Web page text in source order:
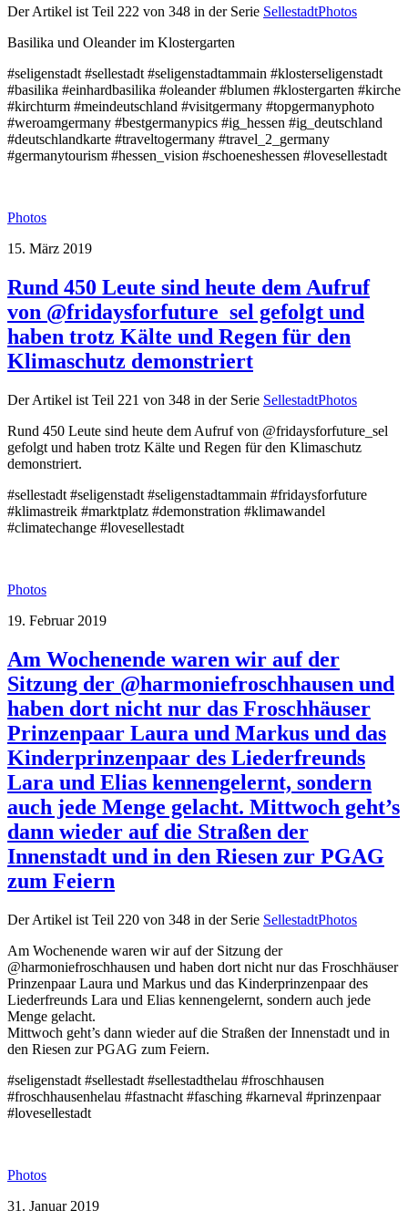
Der Artikel ist Teil 222 von 348 in der Serie SellestadtPhotos
Basilika und Oleander im Klostergarten
#seligenstadt #sellestadt #seligenstadtammain #klosterseligenstadt
#basilika #einhardbasilika #oleander #blumen #klostergarten #kirche
#kirchturm #meindeutschland #visitgermany #topgermanyphoto
#weroamgermany #bestgermanypics #ig_hessen #ig_deutschland
#deutschlandkarte #traveltogermany #travel_2_germany
#germanytourism #hessen_vision #schoeneshessen #lovesellestadt
Photos
15. März 2019
Rund 450 Leute sind heute dem Aufruf
von @fridaysforfuture_sel gefolgt und
haben trotz Kälte und Regen für den
Klimaschutz demonstriert
Der Artikel ist Teil 221 von 348 in der Serie SellestadtPhotos
Rund 450 Leute sind heute dem Aufruf von @fridaysforfuture_sel
gefolgt und haben trotz Kälte und Regen für den Klimaschutz
demonstriert.
#sellestadt #seligenstadt #seligenstadtammain #fridaysforfuture
#klimastreik #marktplatz #demonstration #klimawandel
#climatechange #lovesellestadt
Photos
19. Februar 2019
Am Wochenende waren wir auf der
Sitzung der @harmoniefroschhausen und
haben dort nicht nur das Froschhäuser
Prinzenpaar Laura und Markus und das
Kinderprinzenpaar des Liederfreunds
Lara und Elias kennengelernt, sondern
auch jede Menge gelacht. Mittwoch geht’s
dann wieder auf die Straßen der
Innenstadt und in den Riesen zur PGAG
zum Feiern
Der Artikel ist Teil 220 von 348 in der Serie SellestadtPhotos
Am Wochenende waren wir auf der Sitzung der
@harmoniefroschhausen und haben dort nicht nur das Froschhäuser
Prinzenpaar Laura und Markus und das Kinderprinzenpaar des
Liederfreunds Lara und Elias kennengelernt, sondern auch jede
Menge gelacht.
Mittwoch geht’s dann wieder auf die Straßen der Innenstadt und in
den Riesen zur PGAG zum Feiern.
#seligenstadt #sellestadt #sellestadthelau #froschhausen
#froschhausenhelau #fastnacht #fasching #karneval #prinzenpaar
#lovesellestadt
Photos
31. Januar 2019